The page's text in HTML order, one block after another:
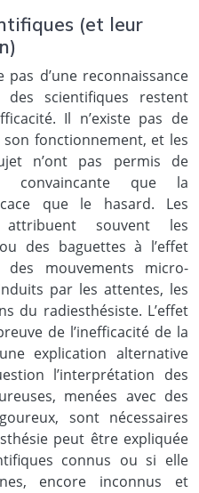
(et leur
d’une reconnaissance
scientifiques restent
Il n’existe pas de
fonctionnement, et les
n’ont pas permis de
convaincante que la
que le hasard. Les
attribuent souvent les
des baguettes à l’effet
des mouvements micro-
par les attentes, les
du radiesthésiste. L’effet
de l’inefficacité de la
explication alternative
l’interprétation des
menées avec des
sont nécessaires
peut être expliquée
connus ou si elle
encore inconnus et